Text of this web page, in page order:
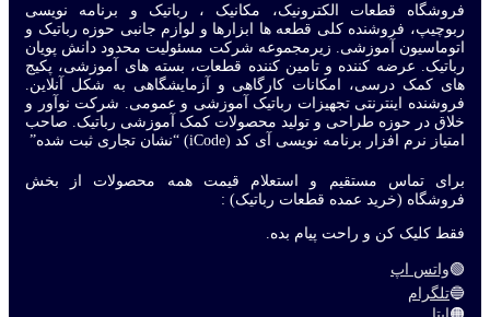
فروشگاه قطعات الکترونیک، مکانیک ، رباتیک و برنامه نویسی
ربوچیپ، فروشنده کلی قطعه ها ابزارها و لوازم جانبی حوزه رباتیک و
اتوماسیون آموزشی. زیرمجموعه شرکت مسئولیت محدود دانش پویان
رباتیک. عرضه کننده و تامین کننده قطعات، بسته های آموزشی، پکیج
های کمک درسی، امکانات کارگاهی و آزمایشگاهی به شکل آنلاین.
فروشنده اینترنتی تجهیزات رباتیک آموزشی و عمومی. شرکت نوآور و
خلاق در حوزه طراحی و تولید محصولات کمک آموزشی رباتیک. صاحب
امتیاز نرم افزار برنامه نویسی آی کد (iCode) “نشان تجاری ثبت شده”
برای تماس مستقیم و استعلام قیمت همه محصولات از بخش
فروشگاه (خرید عمده قطعات رباتیک) :
فقط کلیک کن و راحت پیام بده.
🟢واتس اپ
🔵تلگرام